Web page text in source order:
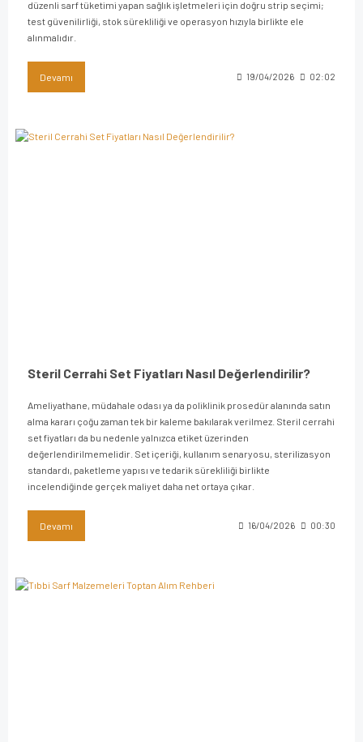
düzenli sarf tüketimi yapan sağlık işletmeleri için doğru strip seçimi;
test güvenilirliği, stok sürekliliği ve operasyon hızıyla birlikte ele
alınmalıdır.
Devamı 19/04/2026 02:02
Steril Cerrahi Set Fiyatları Nasıl Değerlendirilir?
Ameliyathane, müdahale odası ya da poliklinik prosedür alanında satın
alma kararı çoğu zaman tek bir kaleme bakılarak verilmez. Steril cerrahi
set fiyatları da bu nedenle yalnızca etiket üzerinden
değerlendirilmemelidir. Set içeriği, kullanım senaryosu, sterilizasyon
standardı, paketleme yapısı ve tedarik sürekliliği birlikte
incelendiğinde gerçek maliyet daha net ortaya çıkar.
Devamı 16/04/2026 00:30